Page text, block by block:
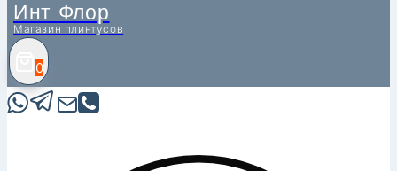
Инт Флор
Магазин плинтусов
0